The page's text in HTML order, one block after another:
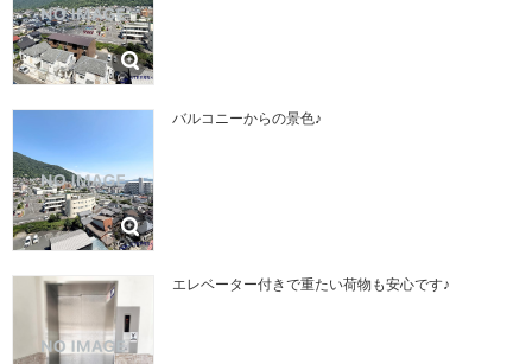
バルコニーからの景色♪
エレベーター付きで重たい荷物も安心です♪